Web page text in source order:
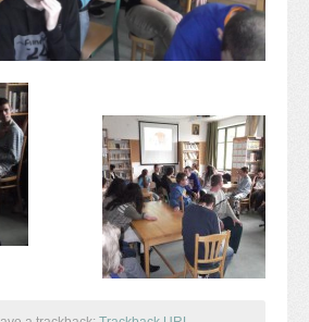
pályázat
2